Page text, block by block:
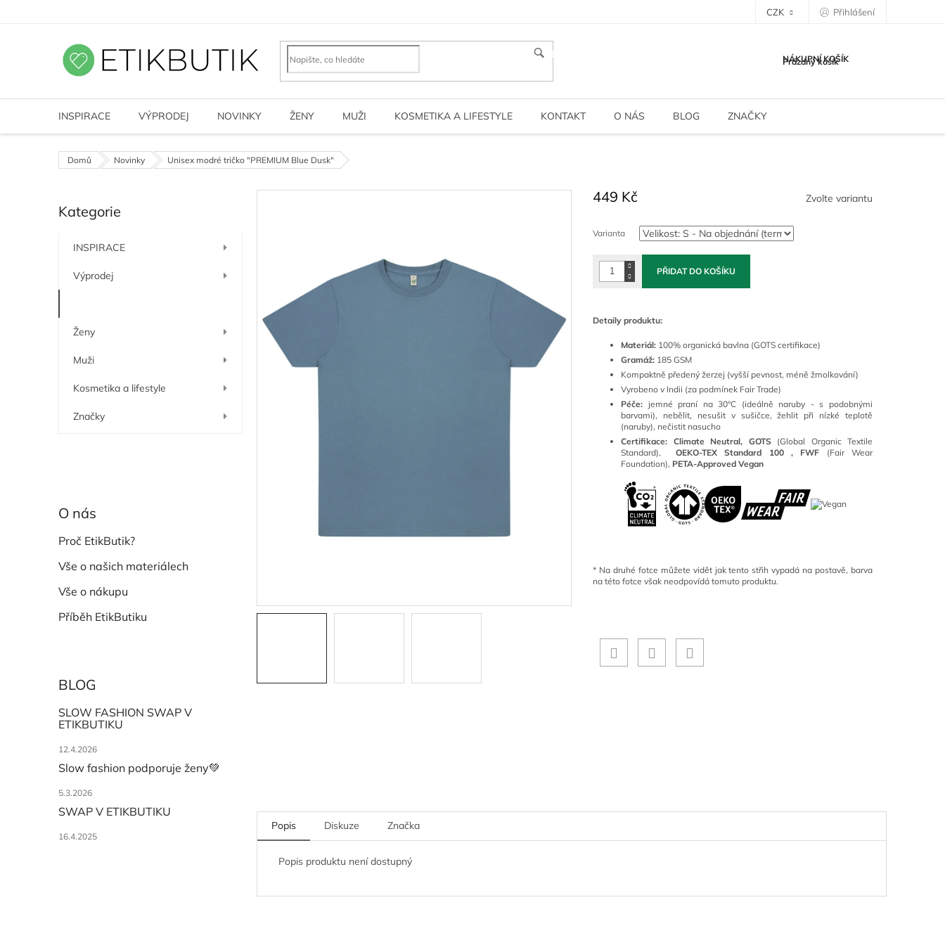
CZK Přihlášení
HLEDAT NÁKUPNÍ KOŠÍK
Prázdný košík
INSPIRACE VÝPRODEJ NOVINKY ŽENY MUŽI KOSMETIKA A LIFESTYLE KONTAKT O NÁS BLOG ZNAČKY
Domů Novinky Unisex modré tričko "PREMIUM Blue Dusk"
o
n
í
Přeskočit
kategorie
Kategorie
INSPIRACE
Výprodej
Ženy
Muži
Kosmetika a lifestyle
Značky
O nás
Proč EtikButik?
Vše o našich materiálech
Vše o nákupu
Příběh EtikButiku
BLOG
SLOW FASHION SWAP V
ETIKBUTIKU
12.4.2026
Slow fashion podporuje ženy💚
5.3.2026
SWAP V ETIKBUTIKU
16.4.2025
449 Kč
cena:
Zvolte variantu
Varianta
PŘIDAT DO KOŠÍKU
Detaily produktu:
Materiál: 100% organická bavlna (GOTS certifikace)
Gramáž: 185 GSM
Kompaktně předený žerzej (vyšší pevnost, méně žmolkování)
Vyrobeno v Indii (za podmínek Fair Trade)
Péče: jemné praní na 30°C (ideálně naruby - s podobnými
barvami), nebělit, nesušit v sušičce, žehlit při nízké teplotě
(naruby), nečistit nasucho
Certifikace: Climate Neutral, GOTS(Global Organic Textile
Standard),
OEKO-TEX Standard 100 , FWF (Fair Wear
Foundation), PETA-Approved Vegan
* Na druhé fotce můžete vidět jak tento střih vypadá na postavě, barva
na této fotce však neodpovídá tomuto produktu.
Popis Diskuze Značka
Popis produktu není dostupný